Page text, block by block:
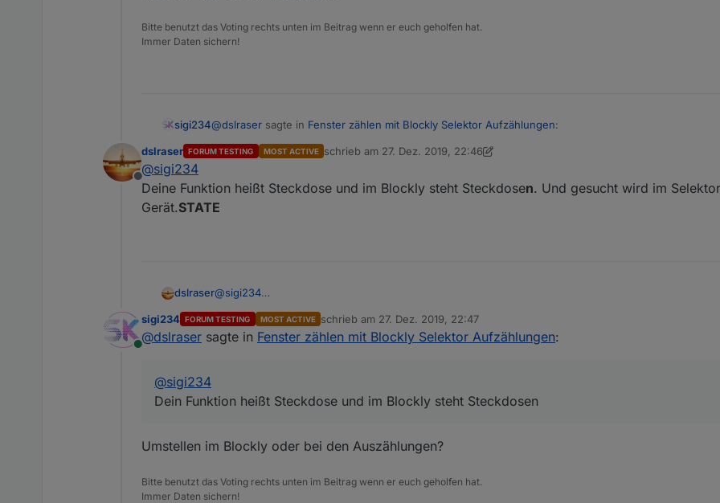
Bitte benutzt das Voting rechts unten im Beitrag wenn er euch geholfen hat.
Immer Daten sichern!
sigi234@dslraser sagte in Fenster zählen mit Blockly Selektor Aufzählungen:
zeig doch mal ein Bild vom Selektor im Blockly und ein Bild von Deiner Aufzählung.
Offline
dslraser FORUM TESTING MOST ACTIVE schrieb am 27. Dez. 2019, 22:46
zuletzt editiert von dslraser
@sigi234
Deine Funktion heißt Steckdose und im Blockly steht Steckdosen. Und gesucht wird im
Gerät.STATE
dslraser@sigi234
Online
sigi234 FORUM TESTING MOST ACTIVE schrieb am 27. Dez. 2019, 22:47
zuletzt editiert von
@dslraser sagte in Fenster zählen mit Blockly Selektor Aufzählungen:
@sigi234
Dein Funktion heißt Steckdose und im Blockly steht Steckdosen
Umstellen im Blockly oder bei den Auszählungen?
Bitte benutzt das Voting rechts unten im Beitrag wenn er euch geholfen hat.
Immer Daten sichern!